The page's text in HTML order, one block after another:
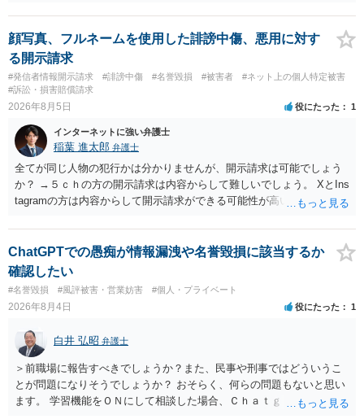
な投稿をする場合にはなおさら）。
顔写真、フルネームを使用した誹謗中傷、悪用に対す
る開示請求
#発信者情報開示請求 #誹謗中傷 #名誉毀損 #被害者
#ネット上の個人特定被害
#訴訟・損害賠償請求
2026年8月5日 役にたった 1
インターネットに強い弁護士
稲葉 進太郎 弁護士
全てが同じ人物の犯行かは分かりませんが、開示請求は可能でしょう
か？ →５ｃｈの方の開示請求は内容からして難しいでしょう。 XとIns
tagramの方は内容からして開示請求ができる可能性が高いでしょう。
いでしょう。７月中にアカウントが削除されている場合、今から進め
ても失敗する可能性が高いように思われます。 相手を特定できた場
合、相手に全ての弁護士費用を負担させることは可能でしょうか？ →
訴訟外の交渉で相手方が認めれば負担させることができるでしょう。
訴訟で判決となった場合は、実際の弁護士費用が認められる場合と認
められない場合があり何ともいえないところでしょう。
ChatGPTでの愚痴が情報漏洩や名誉毀損に該当するか
確認したい
#名誉毀損 #風評被害・営業妨害 #個人・プライベート
2026年8月4日 役にたった 1
白井 弘昭 弁護士
＞前職場に報告すべきでしょうか？また、民事や刑事ではどういうこ
とが問題になりそうでしょうか？ おそらく、何らの問題もないと思い
ます。 学習機能をＯＮにして相談した場合、Ｃｈａｔｇｐｔがｏｐｅ